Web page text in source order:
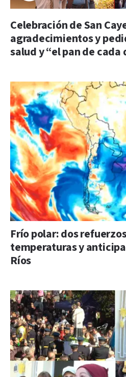
Celebración de San
agradecimientos y
salud y “el pan de cada
Frío polar: dos
temperaturas y
Ríos